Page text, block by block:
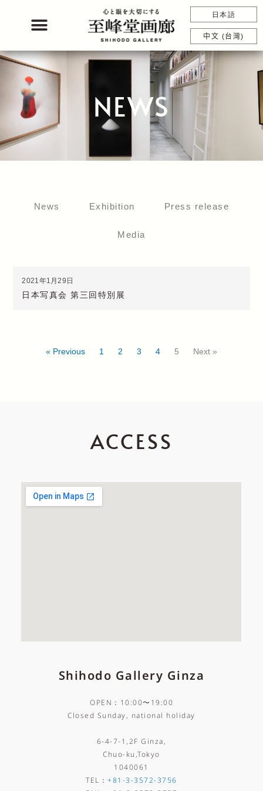
日本語
中文 (台灣)
NEWS
News Exhibition Press release
Media
2021年1月29日
日本写真会 第三回特別展
« Previous 1 2 3 4 5 Next »
ACCESS
Shihodo Gallery Ginza
OPEN：10:00〜19:00
Closed Sunday, national holiday
6-4-7-1,2F Ginza,
Chuo-ku,Tokyo
1040061
TEL ：+81-3-3572-3756